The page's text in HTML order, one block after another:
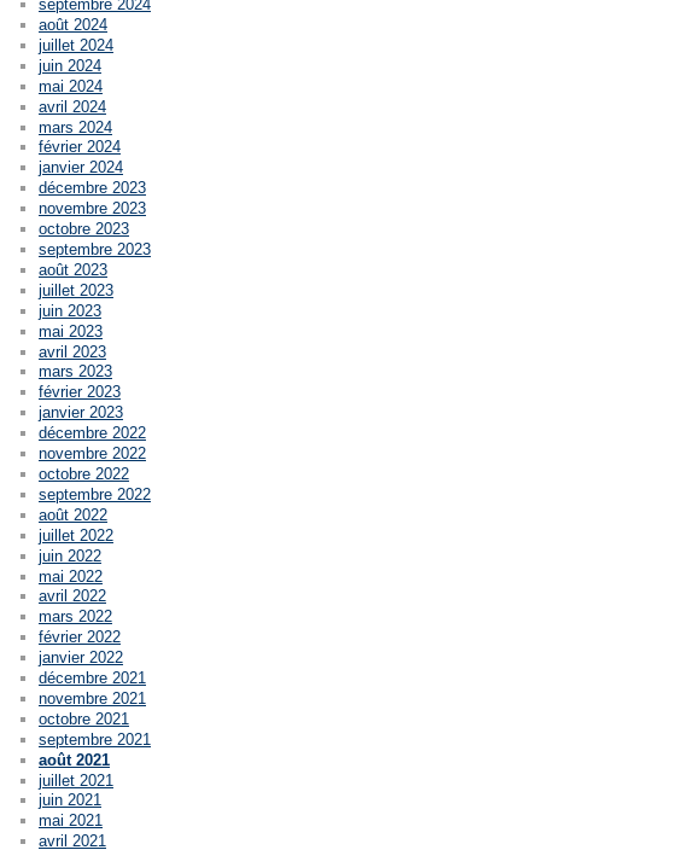
septembre 2024
août 2024
juillet 2024
juin 2024
mai 2024
avril 2024
mars 2024
février 2024
janvier 2024
décembre 2023
novembre 2023
octobre 2023
septembre 2023
août 2023
juillet 2023
juin 2023
mai 2023
avril 2023
mars 2023
février 2023
janvier 2023
décembre 2022
novembre 2022
octobre 2022
septembre 2022
août 2022
juillet 2022
juin 2022
mai 2022
avril 2022
mars 2022
février 2022
janvier 2022
décembre 2021
novembre 2021
octobre 2021
septembre 2021
août 2021
juillet 2021
juin 2021
mai 2021
avril 2021